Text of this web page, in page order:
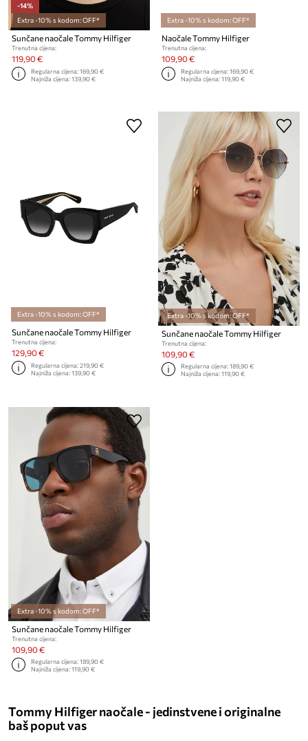
-14%
Extra -10% s kodom: OFF*
Sunčane naočale Tommy Hilfiger
Trenutna cijena:
119,90 €
Regularna cijena:169,90 €
Najniža cijena:139,90 €
Extra -10% s kodom: OFF*
Naočale Tommy Hilfiger
Trenutna cijena:
109,90 €
Regularna cijena:169,90 €
Najniža cijena:119,90 €
Extra -10% s kodom: OFF*
Sunčane naočale Tommy Hilfiger
Trenutna cijena:
129,90 €
Regularna cijena:219,90 €
Najniža cijena:139,90 €
Extra -10% s kodom: OFF*
Sunčane naočale Tommy Hilfiger
Trenutna cijena:
109,90 €
Regularna cijena:189,90 €
Najniža cijena:119,90 €
Extra -10% s kodom: OFF*
Sunčane naočale Tommy Hilfiger
Trenutna cijena:
109,90 €
Regularna cijena:189,90 €
Najniža cijena:119,90 €
Tommy Hilfiger naočale - jedinstvene i originalne
baš poput vas